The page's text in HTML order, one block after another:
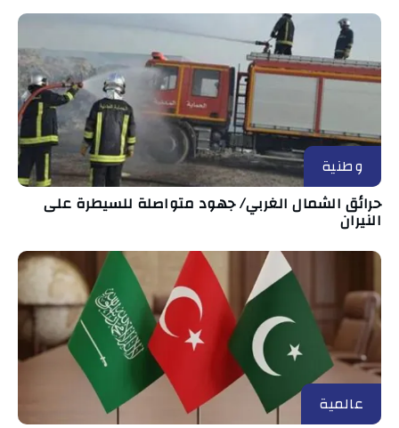
وطنية
حرائق الشمال الغربي/ جهود متواصلة للسيطرة على
النيران
عالمية